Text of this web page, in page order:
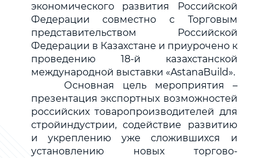
экономического развития Российской
Федерации совместно с Торговым
представительством Российской
Федерации в Казахстане и приурочено к
проведению 18-й казахстанской
международной выставки «AstanaBuild».
Основная цель мероприятия –
презентация экспортных возможностей
российских товаропроизводителей для
стройиндустрии, содействие развитию
и укреплению уже сложившихся и
установлению новых торгово-